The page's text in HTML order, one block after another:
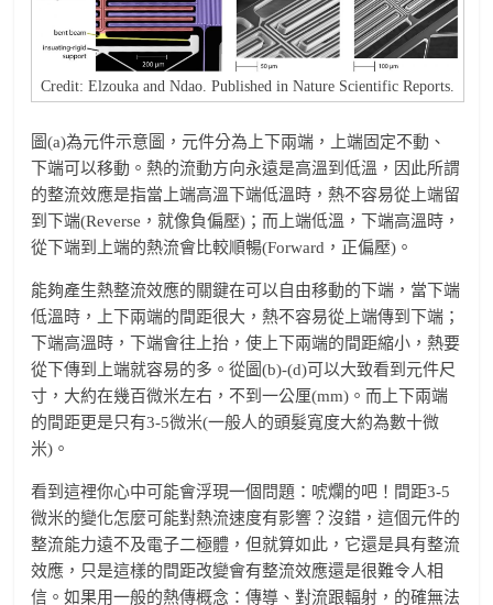
Credit: Elzouka and Ndao. Published in Nature Scientific Reports.
圖(a)為元件示意圖，元件分為上下兩端，上端固定不動、
下端可以移動。熱的流動方向永遠是高溫到低溫，因此所謂
的整流效應是指當上端高溫下端低溫時，熱不容易從上端留
到下端(Reverse，就像負偏壓)；而上端低溫，下端高溫時，
從下端到上端的熱流會比較順暢(Forward，正偏壓)。
能夠產生熱整流效應的關鍵在可以自由移動的下端，當下端
低溫時，上下兩端的間距很大，熱不容易從上端傳到下端；
下端高溫時，下端會往上抬，使上下兩端的間距縮小，熱要
從下傳到上端就容易的多。從圖(b)-(d)可以大致看到元件尺
寸，大約在幾百微米左右，不到一公厘(mm)。而上下兩端
的間距更是只有3-5微米(一般人的頭髮寬度大約為數十微
米)。
看到這裡你心中可能會浮現一個問題：唬爛的吧！間距3-5
微米的變化怎麼可能對熱流速度有影響？沒錯，這個元件的
整流能力遠不及電子二極體，但就算如此，它還是具有整流
效應，只是這樣的間距改變會有整流效應還是很難令人相
信。如果用一般的熱傳概念：傳導、對流跟輻射，的確無法